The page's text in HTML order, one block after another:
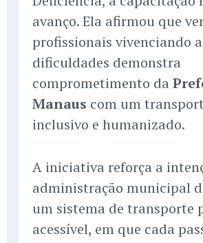
avanço. Ela afirmou que
profissionais vivenciando
dificuldades demonstra
comprometimento da
Manaus com um
inclusivo e humanizado.
A iniciativa reforça a
administração municipal
um sistema de transporte
acessível, em que cada